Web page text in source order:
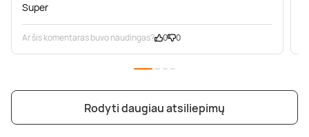
Super
Ar šis komentaras buvo naudingas? 0 0
Rodyti daugiau atsiliepimų